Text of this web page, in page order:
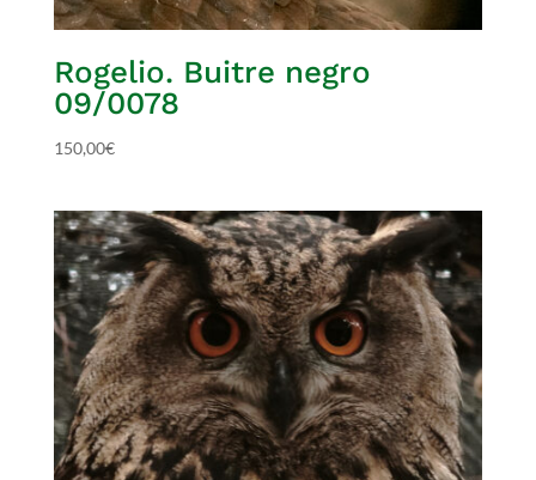
Rogelio. Buitre negro
09/0078
150,00€